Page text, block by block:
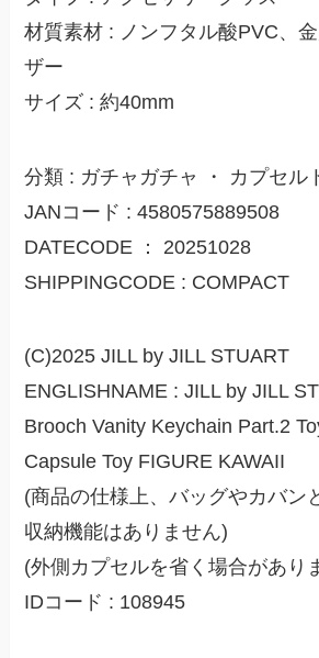
材質素材 : ノンフタル酸PVC、
ザー
サイズ : 約40mm
分類 : ガチャガチャ ・ カプセル
JANコード : 4580575889508
DATECODE ： 20251028
SHIPPINGCODE : COMPACT
(C)2025 JILL by JILL STUART
ENGLISHNAME : JILL by JILL
Brooch Vanity Keychain Part.2
Capsule Toy FIGURE KAWAII
(商品の仕様上、バッグやカバン
収納機能はありません)
(外側カプセルを省く場合があり
IDコード : 108945